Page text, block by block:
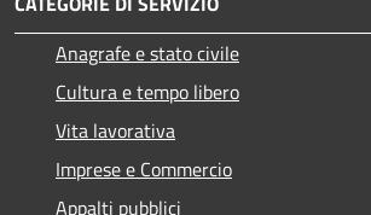
Anagrafe e stato civile
Cultura e tempo libero
Vita lavorativa
Imprese e Commercio
Appalti pubblici